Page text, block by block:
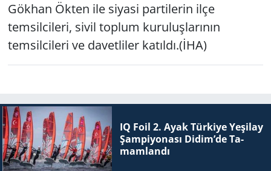
Gökhan Ökten ile siyasi partilerin ilçe
temsilcileri, sivil toplum kuruluşlarının
temsilcileri ve davetliler katıldı.(İHA)
IQ Foil 2. Ayak Tür­ki­ye Ye­şi­lay
Şam­pi­yo­na­sı Didim’de Ta­
mam­lan­dı